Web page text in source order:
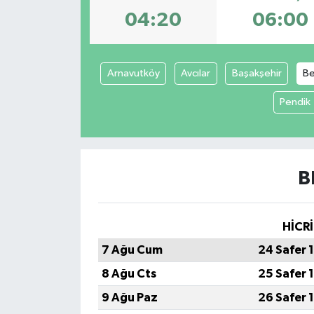
04:20 06:00
Arnavutköy Avcılar Başakşehir
Pendik
HİCRİ
7 Ağu Cum
24 Safer
8 Ağu Cts
25 Safer
9 Ağu Paz
26 Safer